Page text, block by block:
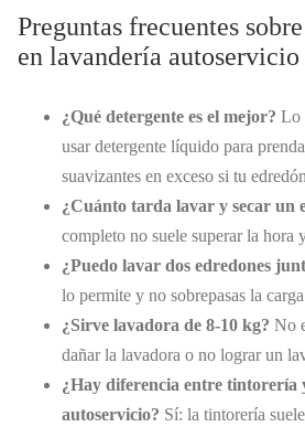
Preguntas frecuentes
en lavandería autoservicio
¿Qué detergente es el mejor? Lo
usar detergente líquido para
suavizantes en exceso si tu
¿Cuánto tarda lavar y secar un
completo no suele superar la hora
¿Puedo lavar dos edredones
lo permite y no sobrepasas la
¿Sirve lavadora de 8-10 kg? No
dañar la lavadora o no lograr un
¿Hay diferencia entre tintorería
autoservicio? Sí: la tintorería